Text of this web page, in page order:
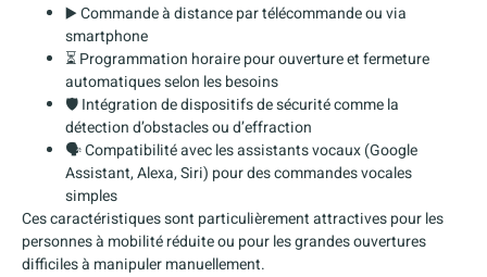
▶️ Commande à distance par télécommande ou via
smartphone
⏳ Programmation horaire pour ouverture et fermeture
automatiques selon les besoins
🛡️ Intégration de dispositifs de sécurité comme la
détection d’obstacles ou d’effraction
🗣️ Compatibilité avec les assistants vocaux (Google
Assistant, Alexa, Siri) pour des commandes vocales
simples
Ces caractéristiques sont particulièrement attractives pour les
personnes à mobilité réduite ou pour les grandes ouvertures
difficiles à manipuler manuellement.